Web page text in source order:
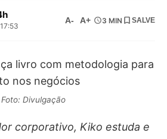
A- A+ 3 MIN SALVE
Foto: Divulgação
corporativo, Kiko estuda e